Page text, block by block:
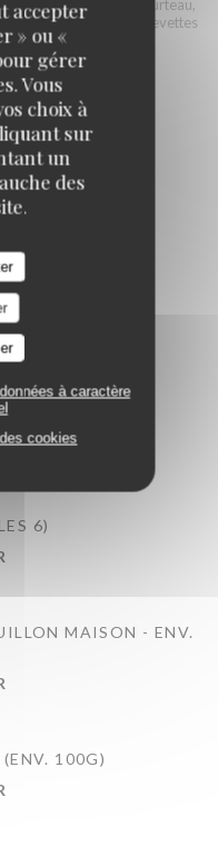
accepter
» ou «
gérer
Vous
choix à
sur
un
des
à caractère
cookies
n°2, ½ homard*, ½ tourteau,
de Madagascar, crevettes
bigorneaux
200G)
6)
6)
MAISON - ENV.
100G)